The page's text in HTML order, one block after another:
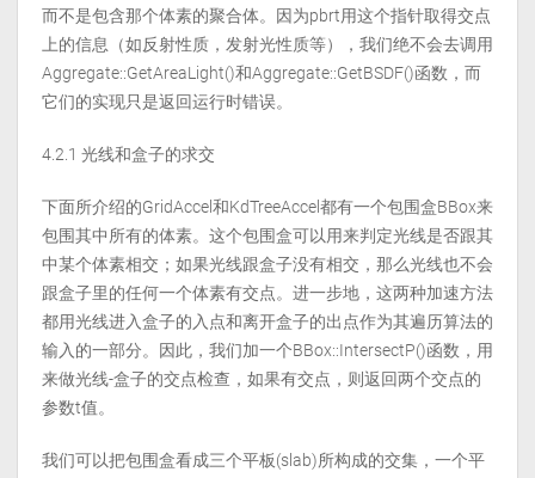
而不是包含那个体素的聚合体。因为pbrt用这个指针取得交点
上的信息（如反射性质，发射光性质等），我们绝不会去调用
Aggregate::GetAreaLight()和Aggregate::GetBSDF()函数，而
它们的实现只是返回运行时错误。
4.2.1 光线和盒子的求交
下面所介绍的GridAccel和KdTreeAccel都有一个包围盒BBox来
包围其中所有的体素。这个包围盒可以用来判定光线是否跟其
中某个体素相交；如果光线跟盒子没有相交，那么光线也不会
跟盒子里的任何一个体素有交点。进一步地，这两种加速方法
都用光线进入盒子的入点和离开盒子的出点作为其遍历算法的
输入的一部分。因此，我们加一个BBox::IntersectP()函数，用
来做光线-盒子的交点检查，如果有交点，则返回两个交点的
参数t值。
我们可以把包围盒看成三个平板(slab)所构成的交集，一个平